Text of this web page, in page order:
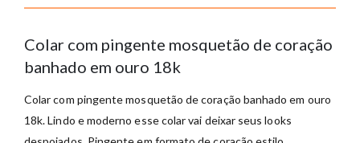
Colar com pingente mosquetão de coração
banhado em ouro 18k
Colar com pingente mosquetão de coração banhado em ouro
18k. Lindo e moderno esse colar vai deixar seus looks